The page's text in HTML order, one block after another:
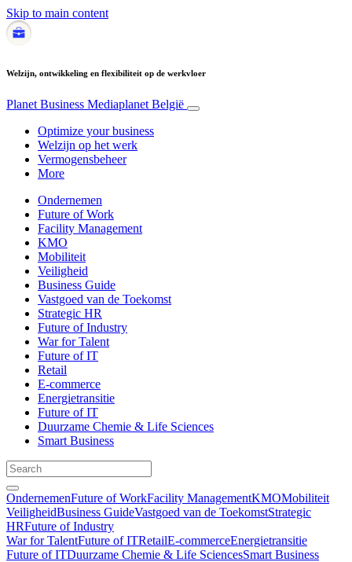
Skip to main content
Welzijn, ontwikkeling en flexibiliteit op de werkvloer
Planet Business Mediaplanet België
Optimize your business
Welzijn op het werk
Vermogensbeheer
More
Ondernemen
Future of Work
Facility Management
KMO
Mobiliteit
Veiligheid
Business Guide
Vastgoed van de Toekomst
Strategic HR
Future of Industry
War for Talent
Future of IT
Retail
E-commerce
Energietransitie
Future of IT
Duurzame Chemie & Life Sciences
Smart Business
OndernemenFuture of WorkFacility ManagementKMOMobiliteit
VeiligheidBusiness GuideVastgoed van de ToekomstStrategic
HRFuture of Industry
War for TalentFuture of ITRetailE-commerceEnergietransitie
Future of ITDuurzame Chemie & Life SciencesSmart Business